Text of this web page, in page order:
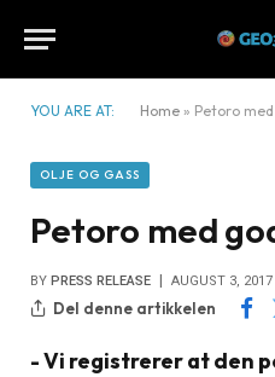
YOU ARE AT: Home » Petoro
OLJE OG GASS
Petoro med
BY PRESS RELEASE AUGUST 3, 2017
Del denne artikkelen
- Vi registrerer at den